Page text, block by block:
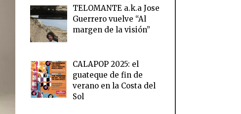
TELOMANTE a.k.a Jose
Guerrero vuelve “Al
margen de la visión”
CALAPOP 2025: el
guateque de fin de
verano en la Costa del
Sol